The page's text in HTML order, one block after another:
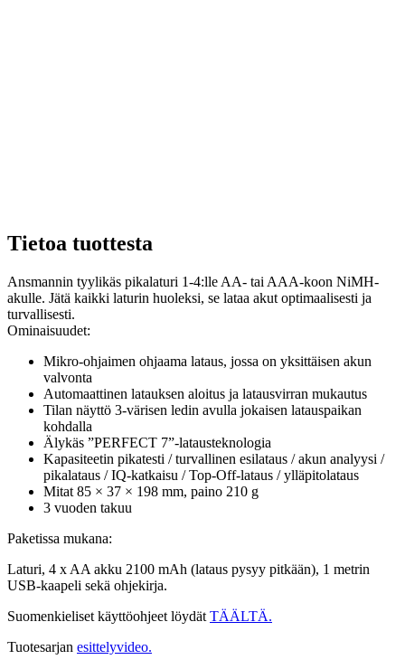
Tietoa tuottesta
Ansmannin tyylikäs pikalaturi 1-4:lle AA- tai AAA-koon NiMH-
akulle. Jätä kaikki laturin huoleksi, se lataa akut optimaalisesti ja
turvallisesti.
Ominaisuudet:
Mikro-ohjaimen ohjaama lataus, jossa on yksittäisen akun
valvonta
Automaattinen latauksen aloitus ja latausvirran mukautus
Tilan näyttö 3-värisen ledin avulla jokaisen latauspaikan
kohdalla
Älykäs ”PERFECT 7”-latausteknologia
Kapasiteetin pikatesti / turvallinen esilataus / akun analyysi /
pikalataus / IQ-katkaisu / Top-Off-lataus / ylläpitolataus
Mitat 85 × 37 × 198 mm, paino 210 g
3 vuoden takuu
Paketissa mukana:
Laturi, 4 x AA akku 2100 mAh (lataus pysyy pitkään), 1 metrin
USB-kaapeli sekä ohjekirja.
Suomenkieliset käyttöohjeet löydät TÄÄLTÄ.
Tuotesarjan esittelyvideo.